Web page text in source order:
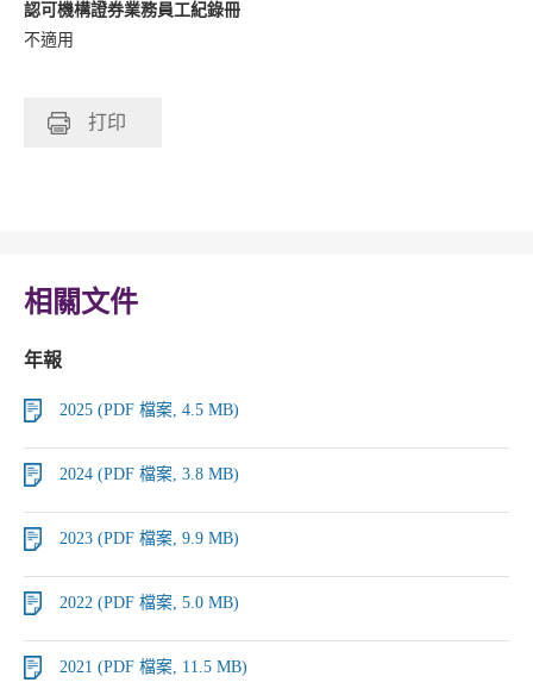
認可機構證券業務員工紀錄冊
不適用
打印
相關文件
年報
2025 (PDF 檔案, 4.5 MB)
2024 (PDF 檔案, 3.8 MB)
2023 (PDF 檔案, 9.9 MB)
2022 (PDF 檔案, 5.0 MB)
2021 (PDF 檔案, 11.5 MB)